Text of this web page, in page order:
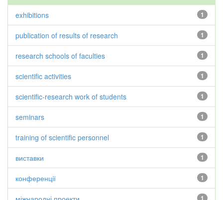
1
exhibitions
1
publication of results of research
1
research schools of faculties
1
scientific activities
1
scientific-research work of students
1
seminars
1
training of scientific personnel
1
виставки
1
конференції
1